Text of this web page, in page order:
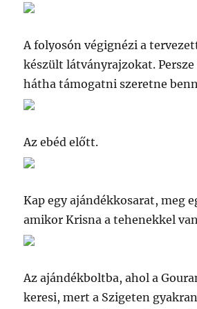
A folyosón végignézi a
készült látványrajzokat.
hátha támogatni szeretne
Az ebéd előtt.
Kap egy ajándékkosarat, meg
amikor Krisna a tehenekkel
Az ajándékboltba, ahol a
keresi, mert a Szigeten